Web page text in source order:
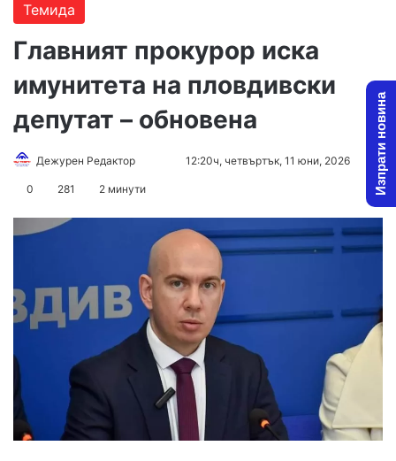
Темида
Главният прокурор иска
имунитета на пловдивски
депутат – обновена
Дежурен Редактор
Send12:20ч, четвъртък, 11 юни, 2026
0 281 2 минути Изпрати новина